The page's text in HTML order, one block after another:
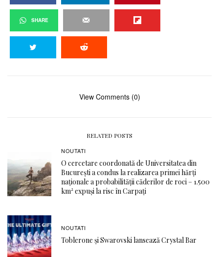
SHARE
View Comments (0)
RELATED POSTS
NOUTATI
O cercetare coordonată de Universitatea din
București a condus la realizarea primei hărți
naționale a probabilității căderilor de roci – 1.500
km² expuși la risc în Carpați
NOUTATI
Toblerone și Swarovski lansează Crystal Bar